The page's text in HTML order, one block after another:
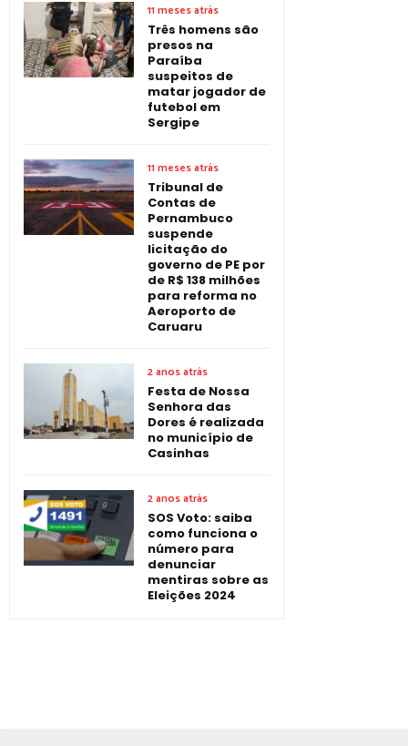
11 meses atrás
Três homens são
presos na
Paraíba
suspeitos de
matar jogador de
futebol em
Sergipe
11 meses atrás
Tribunal de
Contas de
Pernambuco
suspende
licitação do
governo de PE por
de R$ 138 milhões
para reforma no
Aeroporto de
Caruaru
2 anos atrás
Festa de Nossa
Senhora das
Dores é realizada
no município de
Casinhas
2 anos atrás
SOS Voto: saiba
como funciona o
número para
denunciar
mentiras sobre as
Eleições 2024